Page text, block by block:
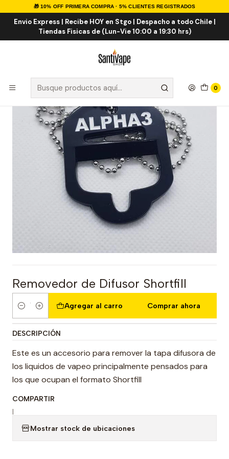
🎁 10% OFF PRIMERA COMPRA · 5% CLIENTES REGISTRADOS
Envio Express | Recibe HOY en Stgo | Despacho a todo Chile |
Tiendas Fisicas de (Lun-Vie 10:00 a 19:30 hrs)
0
Inicio INSUMOS HERRAMIENTAS
Removedor de Difusor Shortfill
Removedor de Difusor Shortfill
Cantidad
Agregar al carro Comprar ahora
DESCRIPCIÓN
Este es un accesorio para remover la tapa difusora de
los liquidos de vapeo principalmente pensados para
los que ocupan el formato Shortfill
COMPARTIR
|
Mostrar stock de ubicaciones